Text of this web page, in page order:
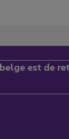
est de